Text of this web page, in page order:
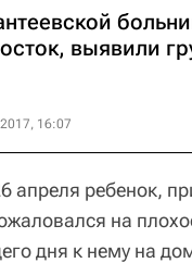
выявили
16:07
апреля ребенок,
на
дня к нему на